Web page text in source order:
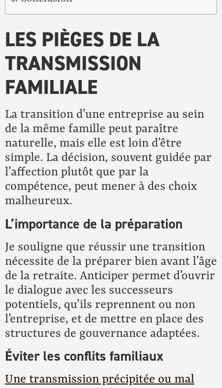
LES PIÈGES DE LA
TRANSMISSION
FAMILIALE
La transition d’une entreprise au sein
de la même famille peut paraître
naturelle, mais elle est loin d’être
simple. La décision, souvent guidée par
l’affection plutôt que par la
compétence, peut mener à des choix
malheureux.
L’importance de la préparation
Je souligne que réussir une transition
nécessite de la préparer bien avant l’âge
de la retraite. Anticiper permet d’ouvrir
le dialogue avec les successeurs
potentiels, qu’ils reprennent ou non
l’entreprise, et de mettre en place des
structures de gouvernance adaptées.
Éviter les conflits familiaux
Une transmission précipitée ou mal